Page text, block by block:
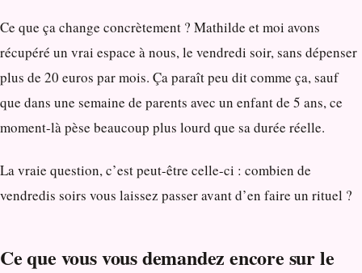
Ce que ça change concrètement ? Mathilde et moi avons
récupéré un vrai espace à nous, le vendredi soir, sans dépenser
plus de 20 euros par mois. Ça paraît peu dit comme ça, sauf
que dans une semaine de parents avec un enfant de 5 ans, ce
moment-là pèse beaucoup plus lourd que sa durée réelle.
La vraie question, c’est peut-être celle-ci : combien de
vendredis soirs vous laissez passer avant d’en faire un rituel ?
Ce que vous vous demandez encore sur le